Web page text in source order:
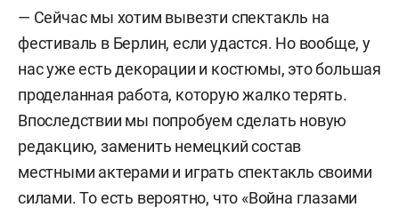
— Сейчас мы хотим вывезти спектакль на
фестиваль в Берлин, если удастся. Но вообще, у
нас уже есть декорации и костюмы, это большая
проделанная работа, которую жалко терять.
Впоследствии мы попробуем сделать новую
редакцию, заменить немецкий состав
местными актерами и играть спектакль своими
силами. То есть вероятно, что «Война глазами